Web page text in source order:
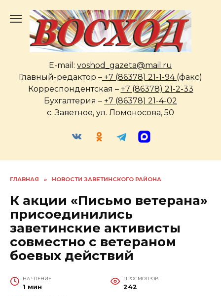
содержанию
E-mail: voshod_gazeta@mail.ru
Главный-редактор – +7 (86378) 21-1-94 (факс)
Корреспондентская – +7 (86378) 21-2-33
Бухгалтерия – +7 (86378) 21-4-02
с. Заветное, ул. Ломоносова, 50
ГЛАВНАЯ » НОВОСТИ ЗАВЕТИНСКОГО РАЙОНА
К акции «Письмо ветерана»
присоединились
заветинские активисты
совместно с ветераном
боевых действий
НА ЧТЕНИЕ
1 мин
ПРОСМОТРОВ
242